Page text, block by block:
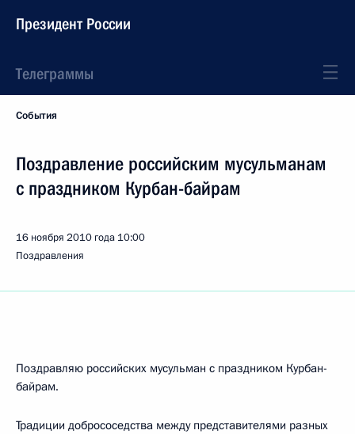
Президент России
Телеграммы
События
Поздравление российским мусульманам
с праздником Курбан-байрам
16 ноября 2010 года 10:00
Поздравления
Поздравляю российских мусульман с праздником Курбан-
байрам.
Традиции добрососедства между представителями разных